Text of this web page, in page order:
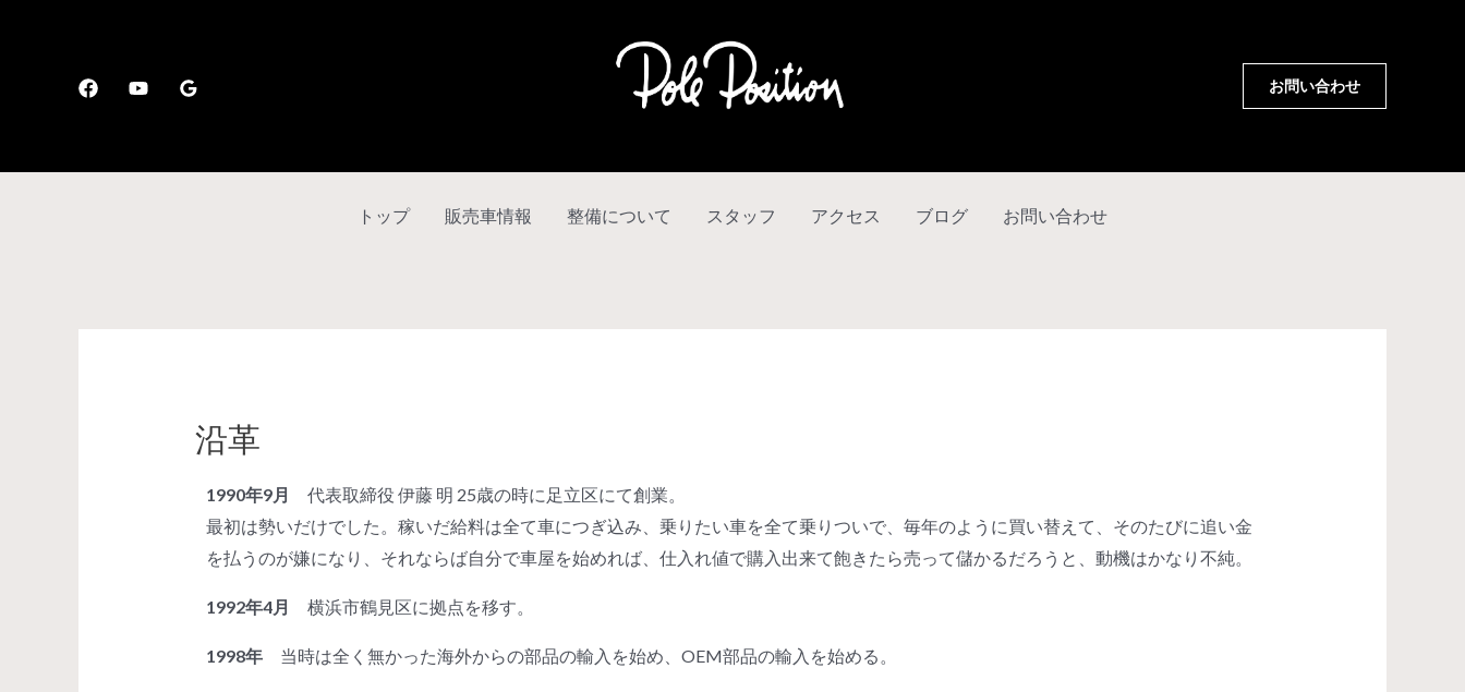
お問い合わせ
トップ 販売車情報 整備について スタッフ アクセス ブログ お問い合わせ
沿革
1990年9月 代表取締役 伊藤 明 25歳の時に足立区にて創業。
最初は勢いだけでした。稼いだ給料は全て車につぎ込み、乗りたい車を全て乗りついで、毎年のように買い替えて、そのたびに追い金
を払うのが嫌になり、それならば自分で車屋を始めれば、仕入れ値で購入出来て飽きたら売って儲かるだろうと、動機はかなり不純。
1992年4月 横浜市鶴見区に拠点を移す。
1998年当時は全く無かった海外からの部品の輸入を始め、OEM部品の輸入を始める。